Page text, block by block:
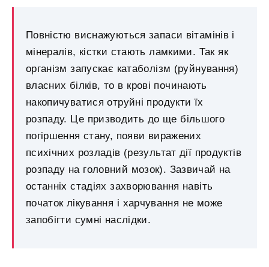
Повністю виснажуються запаси вітамінів і
мінералів, кістки стають ламкими. Так як
організм запускає катаболізм (руйнування)
власних білків, то в крові починають
накопичуватися отруйні продукти їх
розпаду. Це призводить до ще більшого
погіршення стану, появи виражених
психічних розладів (результат дії продуктів
розпаду на головний мозок). Зазвичай на
останніх стадіях захворювання навіть
початок лікування і харчування не може
запобігти сумні наслідки.